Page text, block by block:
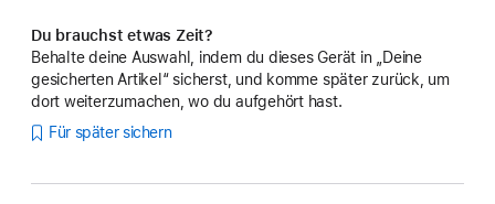
Du brauchst etwas Zeit?
Behalte deine Auswahl, indem du dieses Gerät in „Deine
gesicherten Artikel“ sicherst, und komme später zurück, um
dort weiterzumachen, wo du aufgehört hast.
Für später sichern